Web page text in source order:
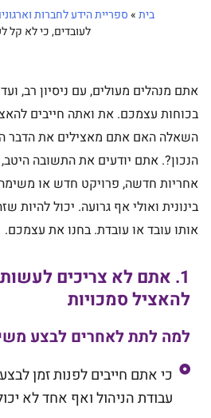
בית»ספריית הידע לחברות
לעובדים, כי לא קל
אתם מנהלים מעולים, עם ניסיון רב,
בכוחות עצמכם. את ואתה חייבים
השאלה האם אתם מאצילים את הדבר
הנכון?. אתם יודעים את התשובה
אחריות חדשה, פרויקט חדש או משימה
בינונית ואולי אף גרועה. יכול להיות
אותו עובד או עובדת. בחנו את עצמכם.
1. אתם לא צריכים
להאציל סמכויות
למה לתת לאחרים לבצע
כי אתם חייבים לפנות זמן
עבודת הניהול ואף אחד לא